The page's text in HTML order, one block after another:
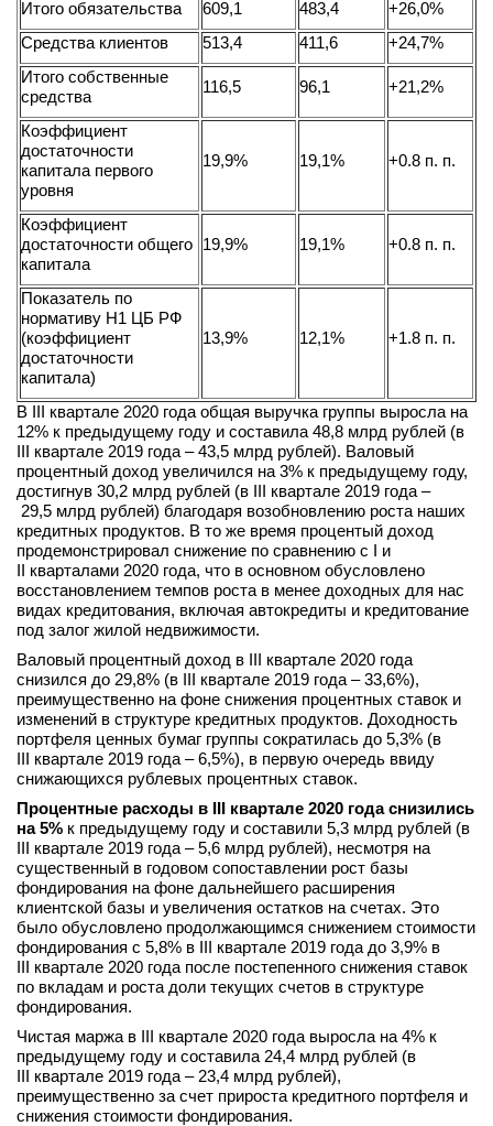
Итого обязательства 609,1 483,4
+26,0%
Средства клиентов
513,4 411,6
+24,7%
Итого собственные
средства
116,5 96,1 +21,2%
Коэффициент
достаточности
капитала первого
уровня
19,9% 19,1% +0.8 п. п.
Коэффициент
достаточности общего
капитала
19,9% 19,1% +0.8 п. п.
Показатель по
нормативу Н1 ЦБ РФ
(коэффициент
достаточности
капитала)
13,9% 12,1% +1.8 п. п.
В III квартале 2020 года общая выручка группы выросла на
12% к предыдущему году и составила 48,8 млрд рублей (в
III квартале 2019 года – 43,5 млрд рублей). Валовый
процентный доход увеличился на 3% к предыдущему году,
достигнув 30,2 млрд рублей (в III квартале 2019 года –
29,5 млрд рублей) благодаря возобновлению роста наших
кредитных продуктов. В то же время процентый доход
продемонстрировал снижение по сравнению с I и
II кварталами 2020 года, что в основном обусловлено
восстановлением темпов роста в менее доходных для нас
видах кредитования, включая автокредиты и кредитование
под залог жилой недвижимости.
Валовый процентный доход в III квартале 2020 года
снизился до 29,8% (в III квартале 2019 года – 33,6%),
преимущественно на фоне снижения процентных ставок и
изменений в структуре кредитных продуктов. Доходность
портфеля ценных бумаг группы сократилась до 5,3% (в
III квартале 2019 года – 6,5%), в первую очередь ввиду
снижающихся рублевых процентных ставок.
Процентные расходы в III квартале 2020 года снизились
на 5% к предыдущему году и составили 5,3 млрд рублей (в
III квартале 2019 года – 5,6 млрд рублей), несмотря на
существенный в годовом сопоставлении рост базы
фондирования на фоне дальнейшего расширения
клиентской базы и увеличения остатков на счетах. Это
было обусловлено продолжающимся снижением стоимости
фондирования с 5,8% в III квартале 2019 года до 3,9% в
III квартале 2020 года после постепенного снижения ставок
по вкладам и роста доли текущих счетов в структуре
фондирования.
Чистая маржа в III квартале 2020 года выросла на 4% к
предыдущему году и составила 24,4 млрд рублей (в
III квартале 2019 года – 23,4 млрд рублей),
преимущественно за счет прироста кредитного портфеля и
снижения стоимости фондирования.